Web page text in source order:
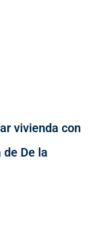
vivienda con
De la